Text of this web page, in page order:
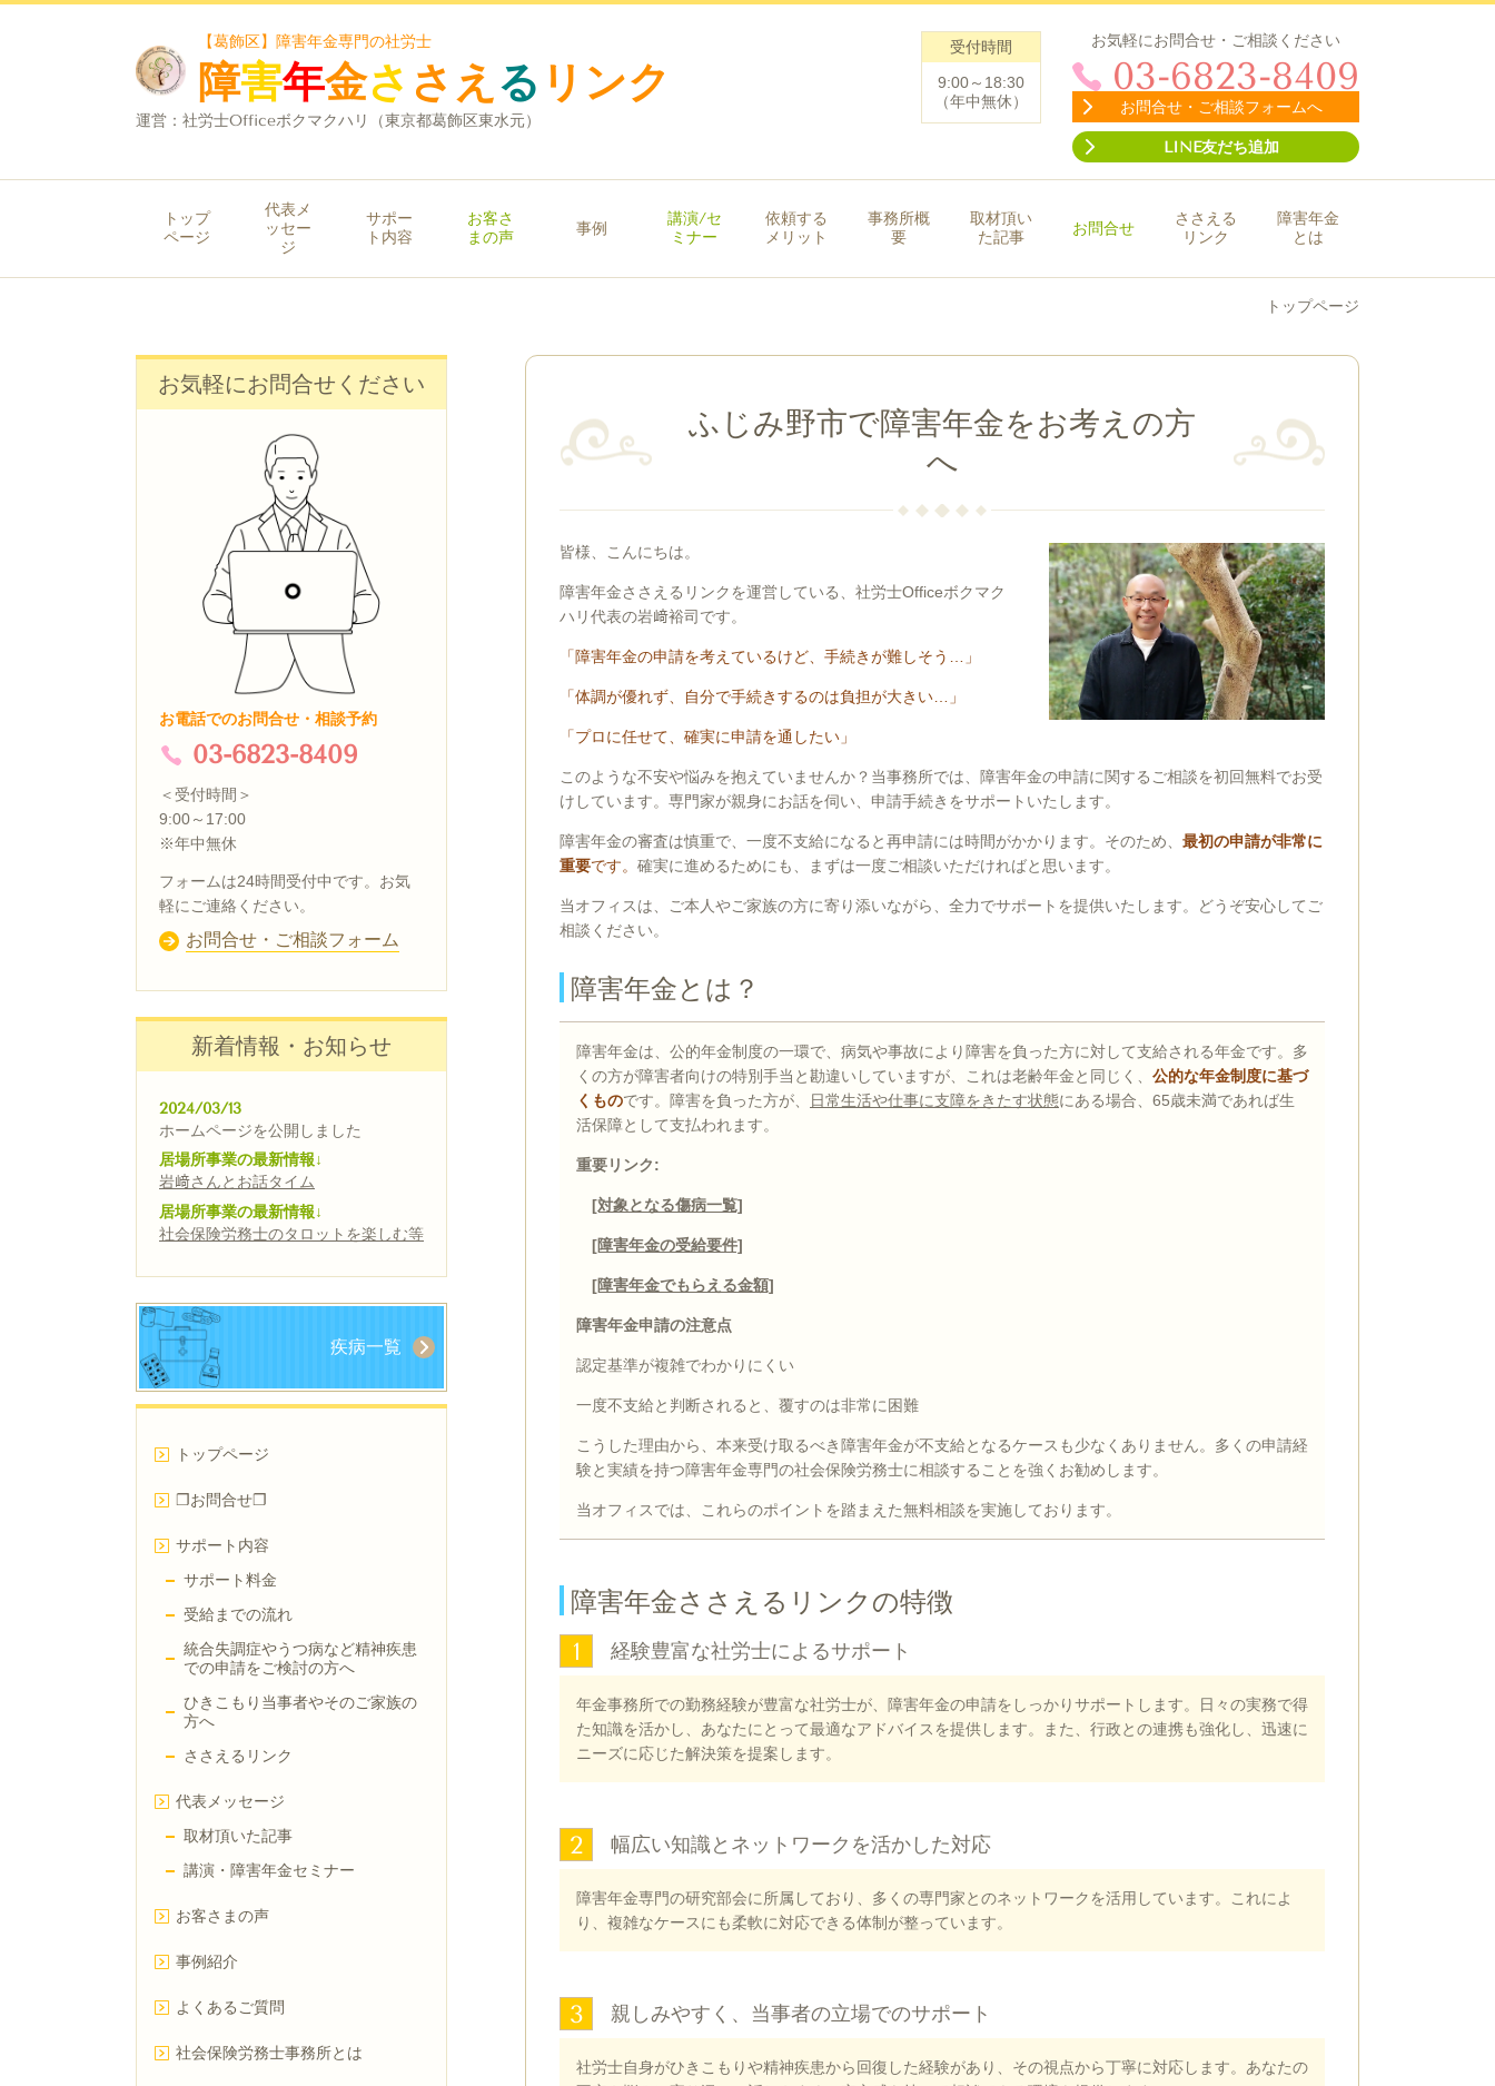
【葛飾区】障害年金専門の社労士
障害年金さ さえ る リ ンク
運営： 社労士Officeボクマクハリ（東京都葛飾区東水元）
受付時間
9:00～18:30
（年中無休）
お気軽にお問合せ・ご相談ください
03-6823-8409
お問合せ・ご相談フォームへ
LINE友だち追加
トップ
ページ
代表メ
ッセー
ジ
サポー
ト内容
お客さ
まの声
事例
講演/セ
ミナー
依頼する
メリット
事務所概
要
取材頂い
た記事
お問合せ
ささえる
リンク
障害年金
とは
トップページ
ふじみ野市で障害年金をお考えの方
へ
皆様、こんにちは。
障害年金ささえるリンクを運営している、社労士Officeボクマク
ハリ代表の岩﨑裕司です。
「障害年金の申請を考えているけど、手続きが難しそう…」
「体調が優れず、自分で手続きするのは負担が大きい…」
「プロに任せて、確実に申請を通したい」
このような不安や悩みを抱えていませんか？当事務所では、障害年金の申請に関するご相談を初回無料でお受
けしています。専門家が親身にお話を伺い、申請手続きをサポートいたします。
障害年金の審査は慎重で、一度不支給になると再申請には時間がかかります。そのため、 最初の申請が非常に
重要です。 確実に進めるためにも、まずは一度ご相談いただければと思います。
当オフィスは、ご本人やご家族の方に寄り添いながら、全力でサポートを提供いたします。どうぞ安心してご
相談ください。
障害年金とは？
障害年金は、公的年金制度の一環で、病気や事故により障害を負った方に対して支給される年金です。多
くの方が障害者向けの特別手当と勘違いしていますが、これは老齢年金と同じく、 公的な年金制度に基づ
くものです。障害を負った方が、 日常生活や仕事に支障をきたす状態にある場合、65歳未満であれば生
活保障として支払われます。
重要リンク:
[対象となる傷病一覧]
[障害年金の受給要件]
[障害年金でもらえる金額]
障害年金申請の注意点
認定基準が複雑でわかりにくい
一度不支給と判断されると、覆すのは非常に困難
こうした理由から、本来受け取るべき障害年金が不支給となるケースも少なくありません。多くの申請経
験と実績を持つ障害年金専門の社会保険労務士に相談することを強くお勧めします。
当オフィスでは、これらのポイントを踏まえた無料相談を実施しております。
障害年金ささえるリンクの特徴
1 経験豊富な社労士によるサポート
年金事務所での勤務経験が豊富な社労士が、障害年金の申請をしっかりサポートします。日々の実務で得
た知識を活かし、あなたにとって最適なアドバイスを提供します。また、行政との連携も強化し、迅速に
ニーズに応じた解決策を提案します。
2 幅広い知識とネットワークを活かした対応
障害年金専門の研究部会に所属しており、多くの専門家とのネットワークを活用しています。これによ
り、複雑なケースにも柔軟に対応できる体制が整っています。
3 親しみやすく、当事者の立場でのサポート
社労士自身がひきこもりや精神疾患から回復した経験があり、その視点から丁寧に対応します。あなたの
お気軽にお問合せください
お電話でのお問合せ・相談予約
03-6823-8409
＜受付時間＞
9:00～17:00
※年中無休
フォームは24時間受付中です。お気
軽にご連絡ください。
お問合せ・ご相談フォーム
新着情報・お知らせ
2024/03/13
ホームページを公開しました
居場所事業の最新情報↓
岩﨑さんとお話タイム
居場所事業の最新情報↓
社会保険労務士のタロットを楽しむ等
疾病一覧
トップページ
❐お問合せ❐
サポート内容
サポート料金
受給までの流れ
統合失調症やうつ病など精神疾患
での申請をご検討の方へ
ひきこもり当事者やそのご家族の
方へ
ささえるリンク
代表メッセージ
取材頂いた記事
講演・障害年金セミナー
お客さまの声
事例紹介
よくあるご質問
社会保険労務士事務所とは